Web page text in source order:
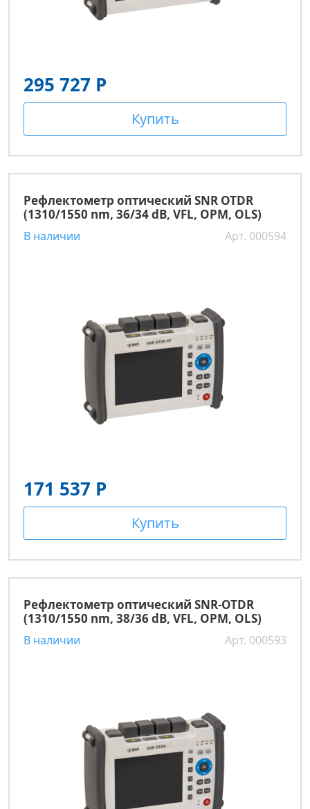
295 727 Р
Купить
Рефлектометр оптический SNR OTDR
(1310/1550 nm, 36/34 dB, VFL, OPM, OLS)
В наличии Арт. 000594
171 537 Р
Купить
Рефлектометр оптический SNR-OTDR
(1310/1550 nm, 38/36 dB, VFL, OPM, OLS)
В наличии Арт. 000593